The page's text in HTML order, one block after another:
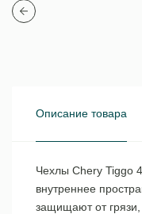
Описание товара
Чехлы Chery Tiggo
внутреннее
защищают от